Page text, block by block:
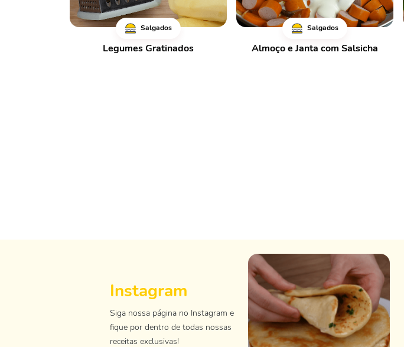
Salgados
Legumes Gratinados
Salgados
Almoço e Janta com Salsicha
Instagram
Siga nossa página no Instagram e
fique por dentro de todas nossas
receitas exclusivas!